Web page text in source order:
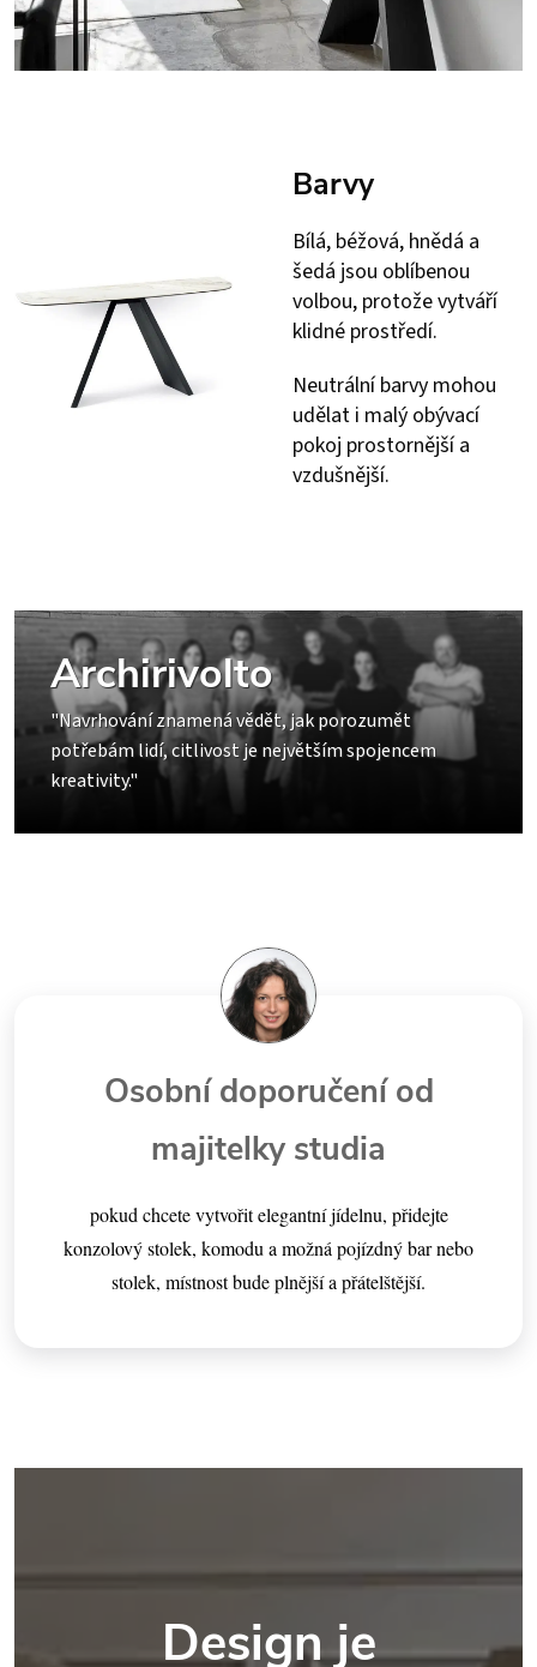
Barvy
Bílá, béžová, hnědá a
šedá jsou oblíbenou
volbou, protože vytváří
klidné prostředí.
Neutrální barvy mohou
udělat i malý obývací
pokoj prostornější a
vzdušnější.
Archirivolto
"Navrhování znamená vědět, jak porozumět
potřebám lidí, citlivost je největším spojencem
kreativity."
Osobní doporučení od
majitelky studia
pokud chcete vytvořit elegantní jídelnu, přidejte
konzolový stolek, komodu a možná pojízdný bar nebo
stolek, místnost bude plnější a přátelštější.
Design je